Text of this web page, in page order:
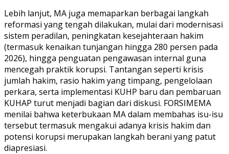
Lebih lanjut, MA juga memaparkan berbagai langkah
reformasi yang tengah dilakukan, mulai dari modernisasi
sistem peradilan, peningkatan kesejahteraan hakim
(termasuk kenaikan tunjangan hingga 280 persen pada
2026), hingga penguatan pengawasan internal guna
mencegah praktik korupsi. Tantangan seperti krisis
jumlah hakim, rasio hakim yang timpang, pengelolaan
perkara, serta implementasi KUHP baru dan pembaruan
KUHAP turut menjadi bagian dari diskusi. FORSIMEMA
menilai bahwa keterbukaan MA dalam membahas isu-isu
tersebut termasuk mengakui adanya krisis hakim dan
potensi korupsi merupakan langkah berani yang patut
diapresiasi.